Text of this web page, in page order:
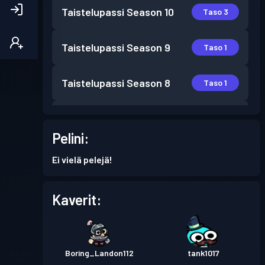
Taistelupassi Season 10 Taso 3
Taistelupassi Season 9 Taso 1
Taistelupassi Season 8 Taso 1
Taistelupassi
Taistelupassi Taso 4
Taistelupassi Season 2
Pelini:
Ei vielä pelejä!
Kaverit:
Boring_Landon112 tank1017